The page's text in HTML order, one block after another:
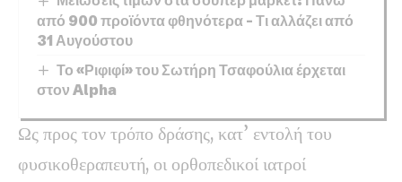
από 900 προϊόντα φθηνότερα – Τι αλλάζει από
31 Αυγούστου
Το «Ριφιφί» του Σωτήρη Τσαφούλια έρχεται
στον Alpha
Ως προς τον τρόπο δράσης, κατ’ εντολή του
φυσικοθεραπευτή, οι ορθοπεδικοί ιατροί